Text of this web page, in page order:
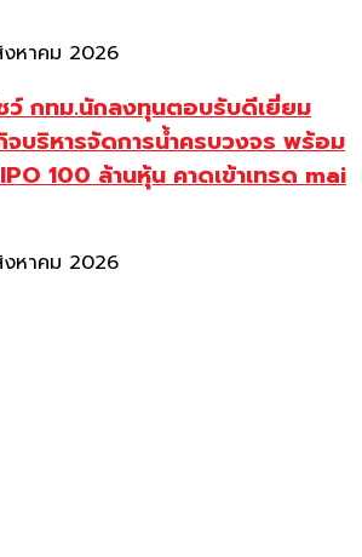
หาคม 2026
ว์ กทม.นักลงทุนตอบรับดีเยี่ยม
บริหารจัดการน้ำครบวงจร พร้อม
100 ล้านหุ้น คาดเข้าเทรด mai
หาคม 2026